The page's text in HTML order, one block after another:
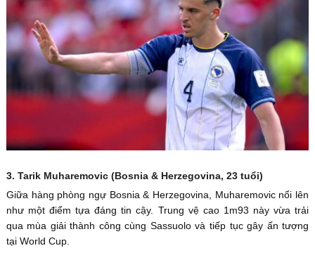
3. Tarik Muharemovic (Bosnia & Herzegovina, 23 tuổi)
Giữa hàng phòng ngự Bosnia & Herzegovina, Muharemovic nổi lên
như một điểm tựa đáng tin cậy. Trung vệ cao 1m93 này vừa trải
qua mùa giải thành công cùng Sassuolo và tiếp tục gây ấn tượng
tại World Cup.